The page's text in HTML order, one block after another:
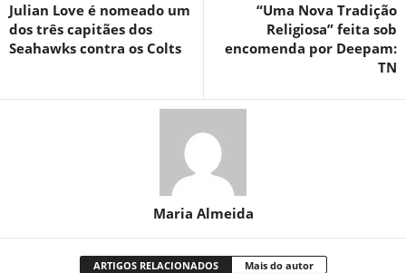
Julian Love é nomeado um
dos três capitães dos
Seahawks contra os Colts
“Uma Nova Tradição
Religiosa” feita sob
encomenda por Deepam:
TN
Maria Almeida
ARTIGOS RELACIONADOS Mais do autor